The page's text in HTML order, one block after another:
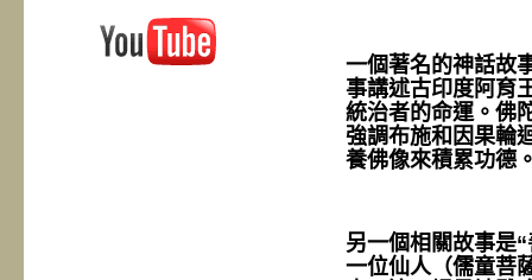
一個著名的神話故
事講述古印度阿育
統治者的命運。佛
強調布施和因果輪
養佛像來積累功德
另一個相關故事是
一位仙人（儒童菩